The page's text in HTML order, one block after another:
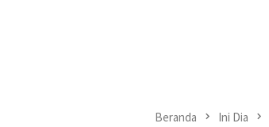
Beranda Ini Dia